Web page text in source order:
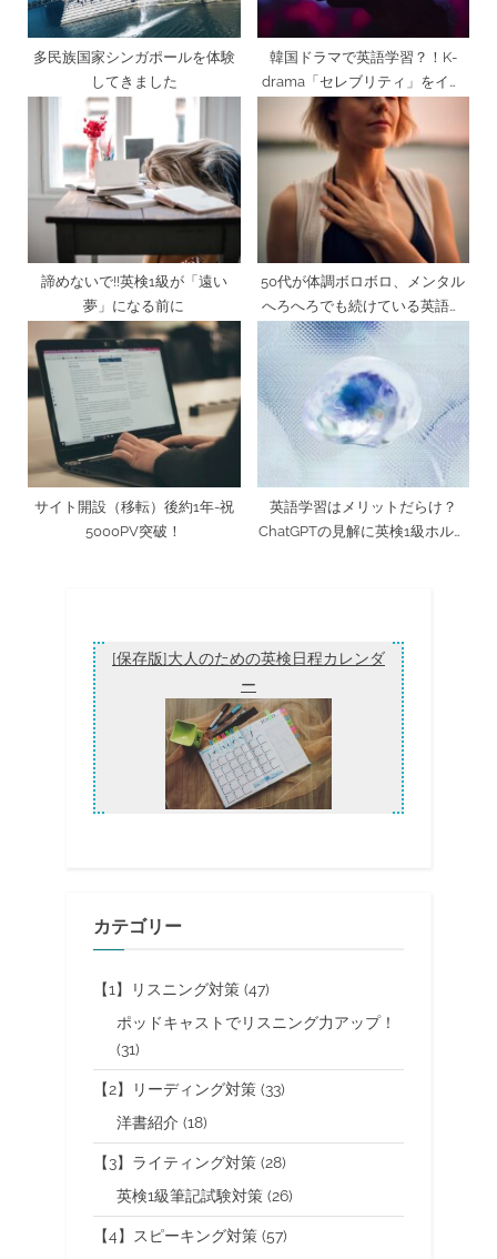
:
多民族国家シンガポールを体験
してきました
韓国ドラマで英語学習？！K-
drama「セレブリティ」をイッ
キ見
諦めないで!!英検1級が「遠い
夢」になる前に
50代が体調ボロボロ、メンタル
へろへろでも続けている英語ル
ーティンについて
サイト開設（移転）後約1年-祝
5000PV突破！
英語学習はメリットだらけ？
ChatGPTの見解に英検1級ホルダ
[保存版]大人のための英検日程カレンダ
ー
カテゴリー
【1】リスニング対策 (47)
ポッドキャストでリスニング力アップ！
(31)
【2】リーディング対策 (33)
洋書紹介 (18)
【3】ライティング対策 (28)
英検1級筆記試験対策 (26)
【4】スピーキング対策 (57)